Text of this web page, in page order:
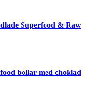
Superfood & Raw
bollar med choklad